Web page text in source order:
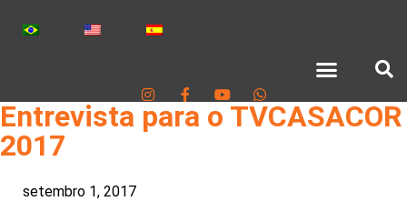
Entrevista para o TVCASACOR
2017
setembro 1, 2017